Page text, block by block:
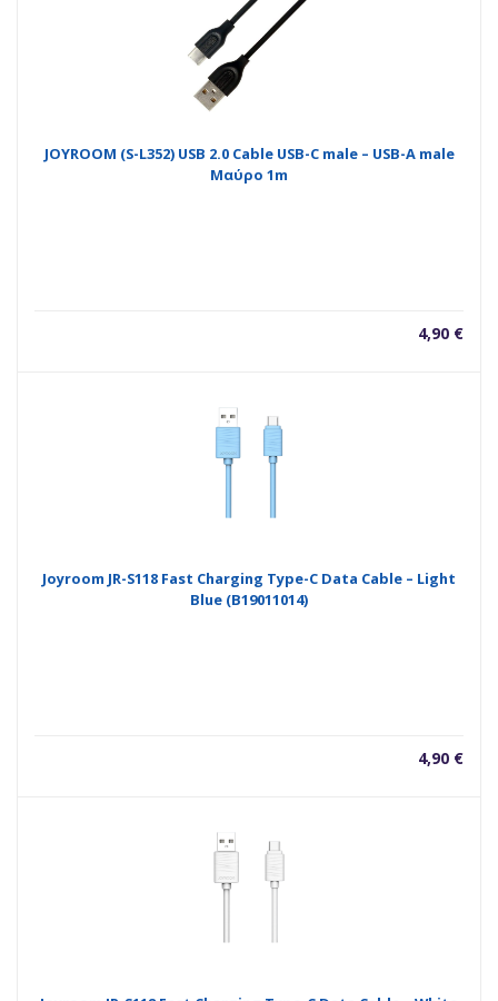
JOYROOM (S-L352) USB 2.0 Cable USB-C male – USB-A male
Μαύρο 1m
4,90 €
Joyroom JR-S118 Fast Charging Type-C Data Cable – Light
Blue (B19011014)
4,90 €